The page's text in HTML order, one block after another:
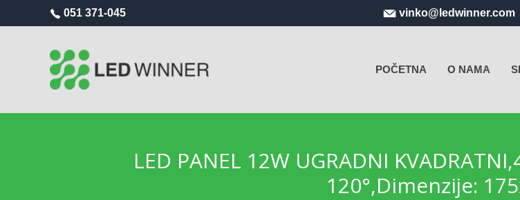
051 371-045 vinko@ledwinner.com
POČETNA O NAMA
LED PANEL 12W UGRADNI
120°,Dimenzije: